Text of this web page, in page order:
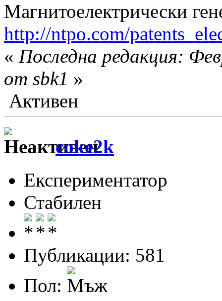
Магнитоелектрически
http://ntpo.com/
« Последна редакция:
от sbk1 »
Активен
coke2k
Експериментатор
Стабилен
Публикации: 581
Пол: